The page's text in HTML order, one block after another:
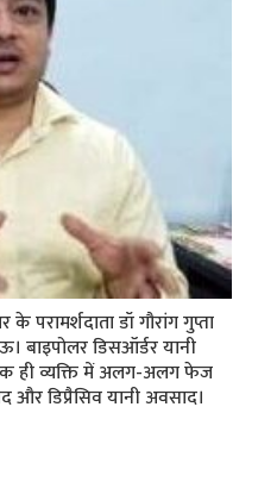
परामर्शदाता डॉ गौरांग गुप्ता
बाइपोलर डिसऑर्डर यानी
एक ही व्यक्ति में अलग-अलग फेज
और डिप्रैसिव यानी अवसाद।